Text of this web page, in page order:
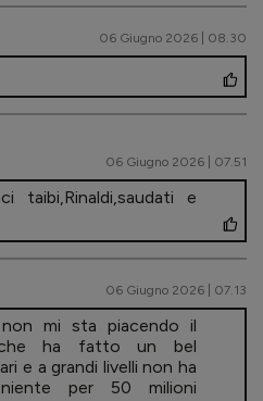
06 Giugno 2026 | 08.30
06 Giugno 2026 | 07.51
taibi,Rinaldi,saudati e
06 Giugno 2026 | 07.13
mi sta piacendo il
ha fatto un bel
e a grandi livelli non ha
per 50 milioni